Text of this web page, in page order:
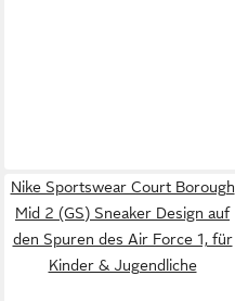
Nike Sportswear Court Borough
Mid 2 (GS) Sneaker Design auf
den Spuren des Air Force 1, für
Kinder & Jugendliche